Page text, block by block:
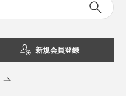
新規会員登録